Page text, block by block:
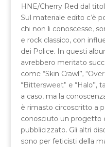
HNE/Cherry Red dal
Sul materiale edito c’è
chi non li conoscesse,
e rock classico, con
dei Police. In questi
avrebbero meritato
come “Skin Crawl”,
“Bittersweet” e “Halo”,
a caso, ma la
è rimasto circoscritto a
conosciuto un progetto
pubblicizzato. Gli altri
sono per feticisti della